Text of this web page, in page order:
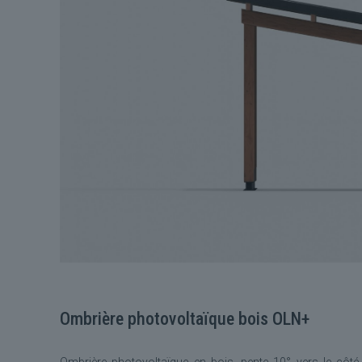
Ombrière photovoltaïque bois OLN+